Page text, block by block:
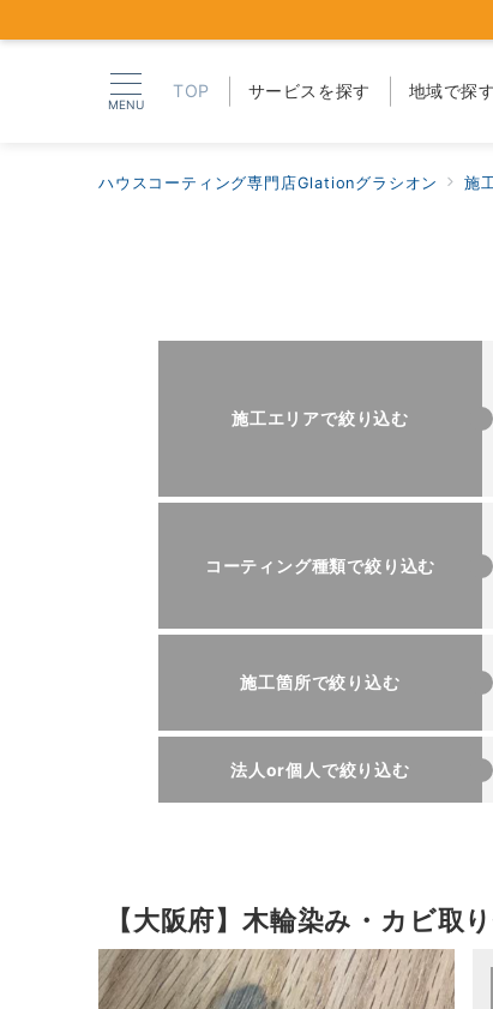
MENU
TOP サービスを探す 地域で探す
ハウスコーティング専門店Glationグラシオン 施
施工エリアで絞り込む
コーティング種類で絞り込む
施工箇所で絞り込む
法人or個人で絞り込む
【大阪府】木輪染み・カビ取